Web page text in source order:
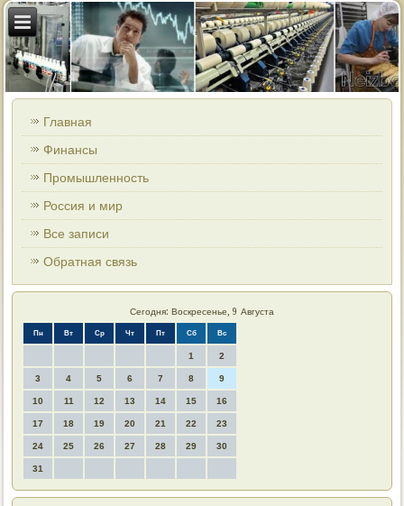
Главная
Финансы
Промышленность
Россия и мир
Все записи
Обратная связь
Сегодня: Воскресенье, 9 Августа
Пн Вт Ср Чт Пт Сб Вс
1 2
3 4 5 6 7 8 9
10 11 12 13 14 15 16
17 18 19 20 21 22 23
24 25 26 27 28 29 30
31